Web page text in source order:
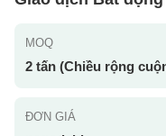
MOQ
2 tấn (Chiều rộng
ĐƠN GIÁ